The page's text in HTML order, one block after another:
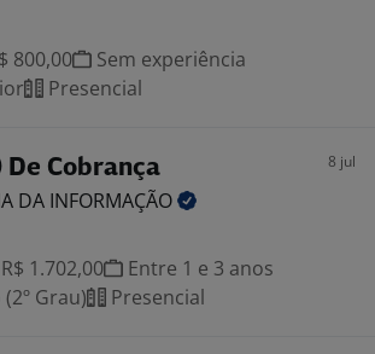
800,00
Sem experiência
Presencial
Cobrança 8 jul
DA INFORMAÇÃO
1.702,00
Entre 1 e 3 anos
Grau)
Presencial